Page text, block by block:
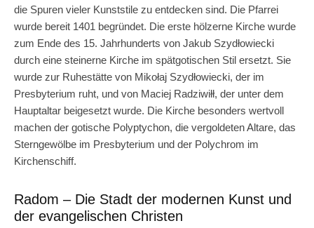
die Spuren vieler Kunststile zu entdecken sind. Die Pfarrei
wurde bereit 1401 begründet. Die erste hölzerne Kirche wurde
zum Ende des 15. Jahrhunderts von Jakub Szydłowiecki
durch eine steinerne Kirche im spätgotischen Stil ersetzt. Sie
wurde zur Ruhestätte von Mikołaj Szydłowiecki, der im
Presbyterium ruht, und von Maciej Radziwiłł, der unter dem
Hauptaltar beigesetzt wurde. Die Kirche besonders wertvoll
machen der gotische Polyptychon, die vergoldeten Altare, das
Sterngewölbe im Presbyterium und der Polychrom im
Kirchenschiff.
Radom – Die Stadt der modernen Kunst und
der evangelischen Christen